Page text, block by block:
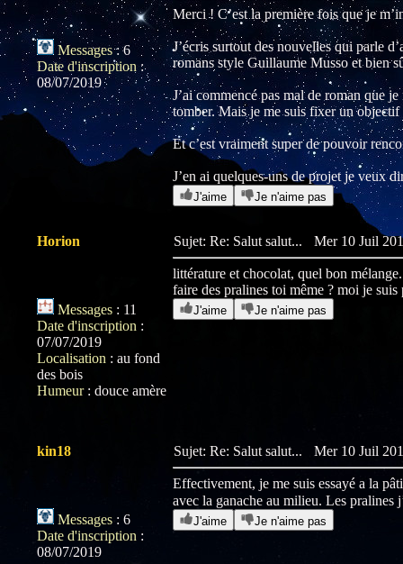
Messages:6
Date d'inscription :
08/07/2019
Merci ! C’est la première fois que je
J’écris surtout des nouvelles qui parle
romans style Guillaume Musso et bien
J’ai commencé pas mal de roman que
tomber. Mais je me suis fixer un objectif
Et c’est vraiment super de pouvoir
J’en ai quelques-uns de projet je veux
J'aime Je n'aime pas
Horion
Messages : 11
Date d'inscription :
07/07/2019
Localisation : au fond
des bois
Humeur: douce amère
Sujet: Re: Salut salut... Mer 10 Juil
littérature et chocolat, quel bon
faire des pralines toi même ? moi je suis
J'aime Je n'aime pas
kin18
Messages : 6
Date d'inscription :
08/07/2019
Sujet: Re: Salut salut... Mer 10 Juil
Effectivement, je me suis essayé a la
avec la ganache au milieu. Les pralines
J'aime Je n'aime pas